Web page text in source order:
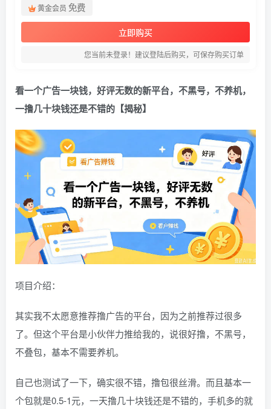
黄金会员 免费
立即购买
您当前未登录！建议登陆后购买，可保存购买订单
看一个广告一块钱，好评无数的新平台，不黑号，不养机，
一撸几十块钱还是不错的【揭秘】
项目介绍：
其实我不太愿意推荐撸广告的平台，因为之前推荐过很多
了。但这个平台是小伙伴力推给我的，说很好撸，不黑号，
不叠包，基本不需要养机。
自己也测试了一下，确实很不错，撸包很丝滑。而且基本一
个包就是0.5-1元，一天撸几十块钱还是不错的，手机多的就